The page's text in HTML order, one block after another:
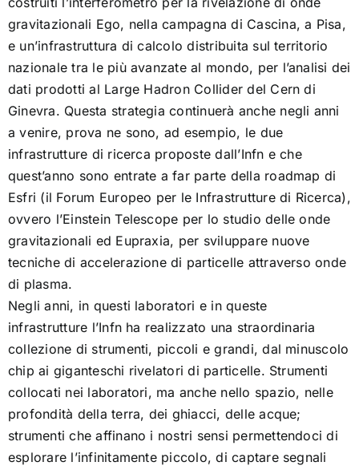
[as] intersezioni – La fisica va dal medico
[as] traiettorie – Parola alle emulsioni nucleari
[as] riflessi – Sinergie
[as] con altri occhi – Dissonanze
[as] spazi – Fisica tra le onde
[as] illuminazioni – Un’app cosmica!
Colophon
gravitazionali Ego, nella campagna di Cascina, a Pisa,
e un’infrastruttura di calcolo distribuita sul territorio
nazionale tra le più avanzate al mondo, per l’analisi dei
dati prodotti al Large Hadron Collider del Cern di
Ginevra. Questa strategia continuerà anche negli anni
a venire, prova ne sono, ad esempio, le due
infrastrutture di ricerca proposte dall’Infn e che
quest’anno sono entrate a far parte della roadmap di
Esfri (il Forum Europeo per le Infrastrutture di Ricerca),
ovvero l’Einstein Telescope per lo studio delle onde
gravitazionali ed Eupraxia, per sviluppare nuove
tecniche di accelerazione di particelle attraverso onde
di plasma.
Negli anni, in questi laboratori e in queste
infrastrutture l’Infn ha realizzato una straordinaria
collezione di strumenti, piccoli e grandi, dal minuscolo
chip ai giganteschi rivelatori di particelle. Strumenti
collocati nei laboratori, ma anche nello spazio, nelle
profondità della terra, dei ghiacci, delle acque;
strumenti che affinano i nostri sensi permettendoci di
esplorare l’infinitamente piccolo, di captare segnali